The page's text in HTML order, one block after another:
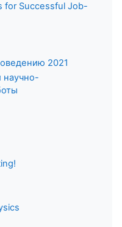
for Successful Job-
2021
научно-